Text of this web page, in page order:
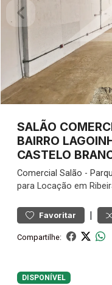
SALÃO
BAIRRO
CASTELO
Comercial Salão -
para Locação em
Favoritar |
Compartilhe:
DISPONÍVEL